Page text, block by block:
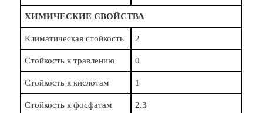
ХИМИЧЕСКИЕ СВОЙСТВА
Климатическая стойкость 2
Стойкость к травлению 0
Стойкость к кислотам 1
Стойкость к фосфатам 2.3